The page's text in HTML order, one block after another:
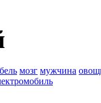
мозг мужчина